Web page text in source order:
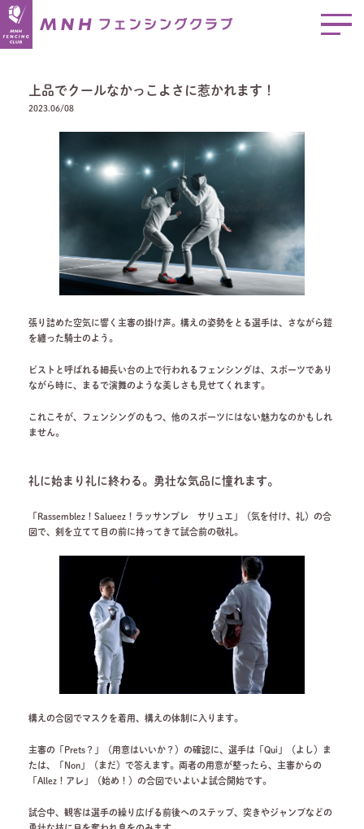
上品でクールなかっこよさに惹かれます！
2023.06/08
張り詰めた空気に響く主審の掛け声。構えの姿勢をとる選手は、さながら鎧
を纏った騎士のよう。
ピストと呼ばれる細長い台の上で行われるフェンシングは、スポーツであり
ながら時に、まるで演舞のような美しさも見せてくれます。
これこそが、フェンシングのもつ、他のスポーツにはない魅力なのかもしれ
ません。
礼に始まり礼に終わる。勇壮な気品に憧れます。
「Rassemblez！Salueez！ラッサンブレ サリュエ」（気を付け、礼）の合
図で、剣を立てて目の前に持ってきて試合前の敬礼。
構えの合図でマスクを着用、構えの体制に入ります。
主審の「Prets？」（用意はいいか？）の確認に、選手は「Qui」（よし）ま
たは、「Non」（まだ）で答えます。両者の用意が整ったら、主審からの
「Allez！アレ」（始め！）の合図でいよいよ試合開始です。
試合中、観客は選手の繰り広げる前後へのステップ、突きやジャンプなどの